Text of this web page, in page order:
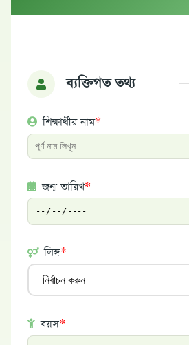
ব্যক্তিগত তথ্য
শিক্ষার্থীর নাম*
জন্ম তারিখ*
লিঙ্গ*
বয়স*